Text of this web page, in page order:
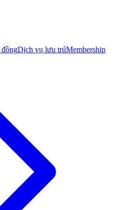
Dịch vụ lưu trúMembership